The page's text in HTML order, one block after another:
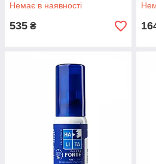
Немає в наявності
535 ₴